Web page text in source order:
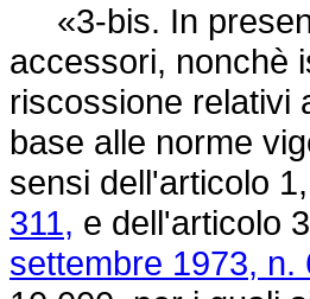
«3-bis. In
accessori, nonchè
riscossione relativi
base alle norme
sensi dell'articolo
311, e dell'articolo
settembre 1973, n.